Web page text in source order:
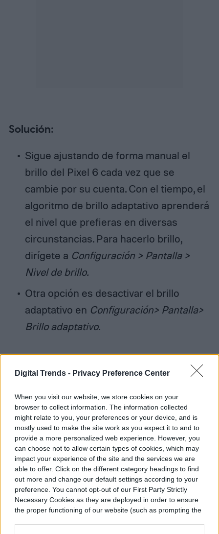
Digital Trends - Privacy Preference Center
When you visit our website, we store cookies on your
browser to collect information. The information collected
might relate to you, your preferences or your device, and is
mostly used to make the site work as you expect it to and to
provide a more personalized web experience. However, you
can choose not to allow certain types of cookies, which may
impact your experience of the site and the services we are
able to offer. Click on the different category headings to find
out more and change our default settings according to your
preference. You cannot opt-out of our First Party Strictly
Necessary Cookies as they are deployed in order to ensure
the proper functioning of our website (such as prompting the
Solución:
Sigue ajustando de forma manual el
brillo del Pixel 6 cada vez que se
cambie por su cuenta. Con el tiempo, el
algoritmo de brillo adaptativo aprenderá
el nivel que prefieras en diversas
circunstancias. Para hacerlo brillo,
dirígete a Configuración > Pantalla >
Nivel de brillo.
Otra opción es desactivar el brillo
adaptativo en Configuración> Pantalla>
Brillo adaptativo.
Problema: reinicios aleatorios
Imagina la escena: estás usando tu Pixel 6
o Pixel 6 Pro, pero se apaga y se reinicia.
Esto le ha sucedido a más de un
propietario del modelo Pro. Los usuarios
sugieren casusascomoproblemas con wifi
y Bluetooth, provocados por aplicaciones
de terceros, la cámara o el desbloqueo del
dispositivo. Algunos incluso afirman que se
reinician cuando está inactivo.